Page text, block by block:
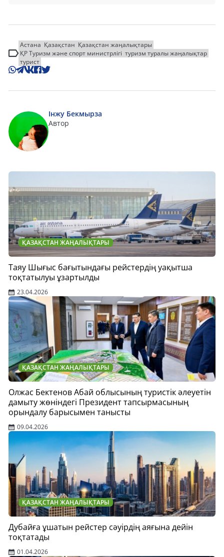
Астана Қазақстан Қазақстан жаңалықтары
ҚР Туризм және спорт министрлігі туризм туралы жаңалықтар
турист
Інжу Бекмырза
Автор
ҚАЗАҚСТАН ЖАҢАЛЫҚТАРЫ
Таяу Шығыс бағытындағы рейстердің уақытша
тоқтатылуы ұзартылды
23.04.2026
ҚАЗАҚСТАН ЖАҢАЛЫҚТАРЫ
Олжас Бектенов Абай облысының туристік әлеуетін
дамыту жөніндегі Президент тапсырмасының
орындалу барысымен танысты
09.04.2026
ҚАЗАҚСТАН ЖАҢАЛЫҚТАРЫ
Дубайға ұшатын рейстер сәуірдің аяғына дейін
тоқтатады
01.04.2026